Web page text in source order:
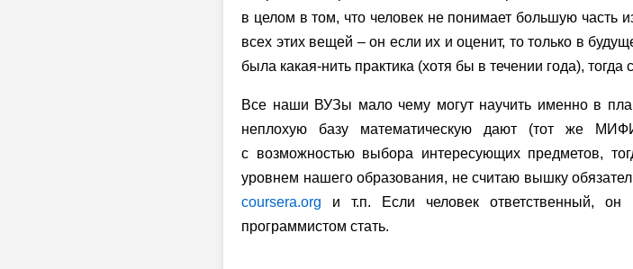
в целом в том, что человек не понимает большую часть
всех этих вещей – он если их и оценит, то только в
была какая-нить практика (хотя бы в течении года),
Все наши ВУЗы мало чему могут научить именно в
неплохую базу математическую дают (тот же
с возможностью выбора интересующих предметов,
уровнем нашего образования, не считаю вышку
coursera.org и т.п. Если человек ответственный,
программистом стать.